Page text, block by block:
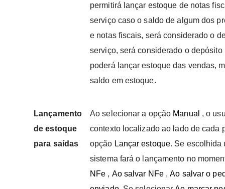
permitirá lançar estoque de notas
serviço caso o saldo de algum dos
e notas fiscais, será considerado o
serviço, será considerado o
poderá lançar estoque das vendas,
saldo em estoque.
Lançamento
de estoque
para saídas
Ao selecionar a opção Manual , o
contexto localizado ao lado de cada
opção Lançar estoque. Se escolhida
sistema fará o lançamento no
NFe , Ao salvar NFe, Ao salvar o